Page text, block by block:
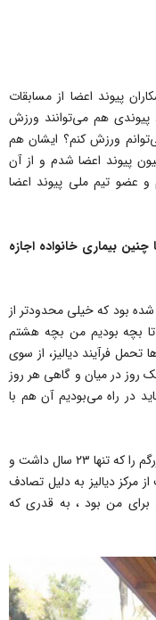
پیوند اعضا‌ از مسابقات
پیوندی هم می‌‌توانند ورزش
ورزش کنم؟ ایشان هم
سال ۱۳۸۴ عضو فدراسیون پیوند اعضا شدم و از آن
عضو تیم ملی پیوند اعضا
بیماری خانواده اجازه
بود که خیلی محدودتر از
دیگر باشم. امکانات محدود بود. ما ۹ تا بچه بودیم من بچه هشتم
فرآیند دیالیز، از سوی
روز در میان و گاهی هر روز
در راه می‌‌بودیم آن هم با
اتفاق خیلی بدی در این دوره برایم افتاد؛ برادر بزرگم را که تنها ۲۳ سال داشت و
مرکز دیالیز به دلیل تصادف
من بود ، به قدری که